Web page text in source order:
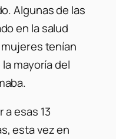
Algunas de las
en la salud
tenían
mayoría del
a esas 13
esta vez en